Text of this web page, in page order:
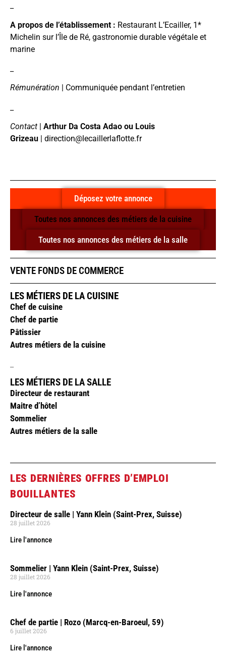
A propos de l’établissement : Restaurant L’Ecailler, 1*
Michelin sur l’Île de Ré, gastronomie durable végétale et
marine
Rémunération | Communiquée pendant l’entretien
Contact
Arthur Da Costa Adao ou Louis
Grizeau
direction@lecaillerlaflotte.fr
Déposez votre annonce
Toutes nos annonces des métiers de la cuisine
Toutes nos annonces des métiers de la salle
VENTE FONDS DE COMMERCE
LES MÉTIERS DE LA CUISINE
Chef de cuisine
Chef de partie
Pâtissier
Autres métiers de la cuisine
LES MÉTIERS DE LA SALLE
Directeur de restaurant
Maitre d’hôtel
Sommelier
Autres métiers de la salle
LES DERNIÈRES OFFRES D’EMPLOI
BOUILLANTES
Directeur de salle | Yann Klein (Saint-Prex, Suisse)
28 juillet 2026
Lire l'annonce
Sommelier | Yann Klein (Saint-Prex, Suisse)
28 juillet 2026
Lire l'annonce
Chef de partie | Rozo (Marcq-en-Baroeul, 59)
6 juillet 2026
Lire l'annonce